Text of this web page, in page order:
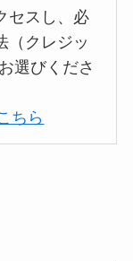
セスし、必
（クレジッ
選びくださ
ちら